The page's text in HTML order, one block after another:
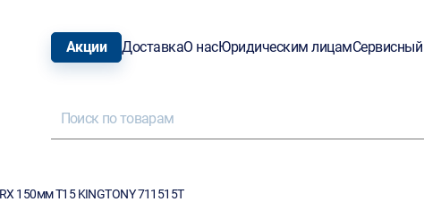
Акции ДоставкаО насЮридическим лицам
150мм T15 KINGTONY 711515T